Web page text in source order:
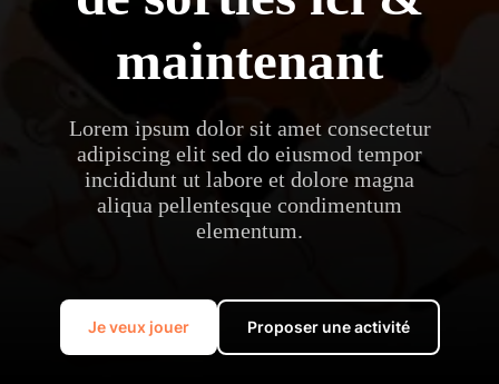
maintenant
Lorem ipsum dolor sit amet consectetur
adipiscing elit sed do eiusmod tempor
incididunt ut labore et dolore magna
aliqua pellentesque condimentum
elementum.
Je veux jouer Proposer une activité